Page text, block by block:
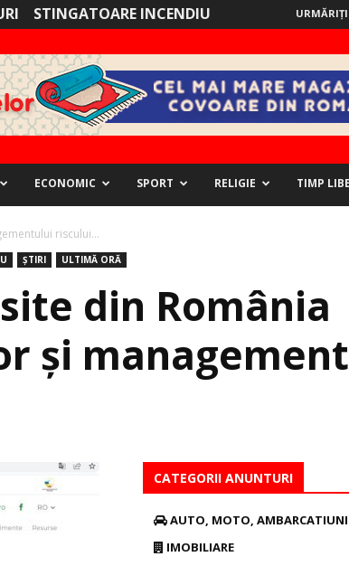
STINGATOARE INCENDIU
ECONOMIC SPORT RELIGIE TIMP
riscului...
ȘTIRI ULTIMĂ ORĂ
din România
și
CATEGORII ANUNTURI
AUTO, MOTO, AMBARCATIUNI
IMOBILIARE